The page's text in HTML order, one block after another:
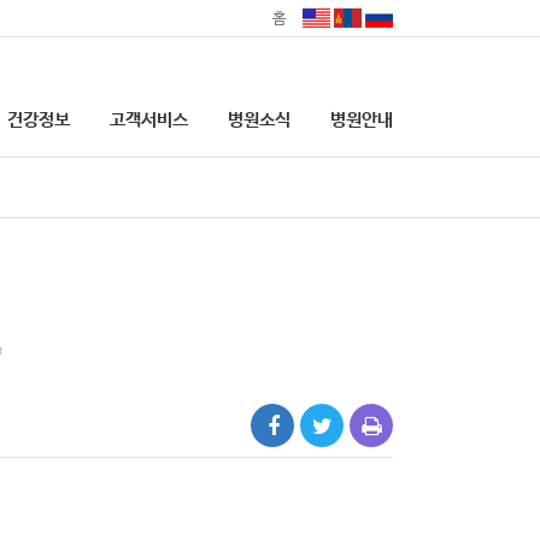
홈
건강정보 고객서비스 병원소식 병원안내
의료기관 본인확인 의무화